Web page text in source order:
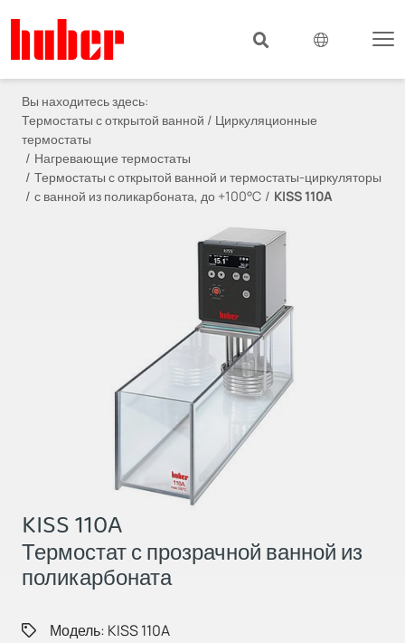
Вы находитесь здесь:
Термостаты с открытой ванной / Циркуляционные
термостаты
Нагревающие термостаты
Термостаты с открытой ванной и термостаты-циркуляторы
с ванной из поликарбоната, до +100°C
KISS 110A
KISS 110A
Термостат с прозрачной ванной из
поликарбоната
Модель: KISS 110A